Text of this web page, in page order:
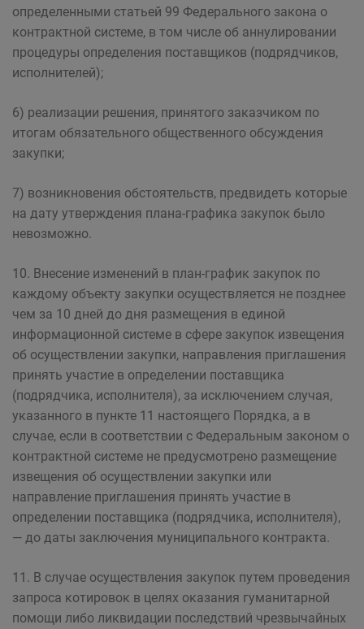
определенными статьей 99 Федерального закона о
контрактной системе, в том числе об аннулировании
процедуры определения поставщиков (подрядчиков,
исполнителей);
6) реализации решения, принятого заказчиком по
итогам обязательного общественного обсуждения
закупки;
7) возникновения обстоятельств, предвидеть которые
на дату утверждения плана-графика закупок было
невозможно.
10. Внесение изменений в план-график закупок по
каждому объекту закупки осуществляется не позднее
чем за 10 дней до дня размещения в единой
информационной системе в сфере закупок извещения
об осуществлении закупки, направления приглашения
принять участие в определении поставщика
(подрядчика, исполнителя), за исключением случая,
указанного в пункте 11 настоящего Порядка, а в
случае, если в соответствии с Федеральным законом о
контрактной системе не предусмотрено размещение
извещения об осуществлении закупки или
направление приглашения принять участие в
определении поставщика (подрядчика, исполнителя),
— до даты заключения муниципального контракта.
11. В случае осуществления закупок путем проведения
запроса котировок в целях оказания гуманитарной
помощи либо ликвидации последствий чрезвычайных